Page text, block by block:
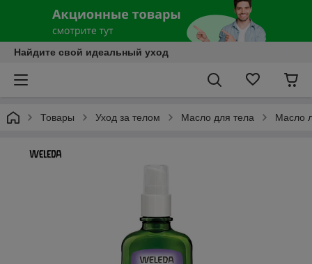
Найдите свой идеальный уход
Товары Уход за телом Масло для тела Масло